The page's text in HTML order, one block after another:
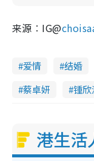
来源︰IG@
爱情 结婚
蔡卓妍
锺欣
港生活